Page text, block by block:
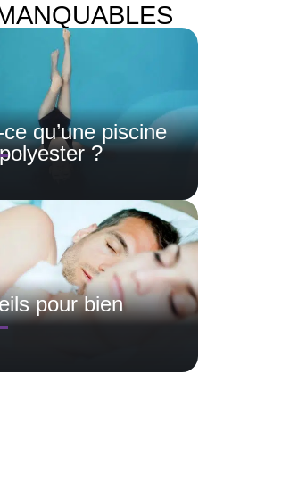
ce qu’une piscine
?
pour bien